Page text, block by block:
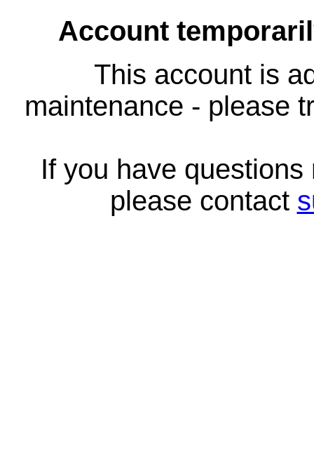
Account
This account is
maintenance - please
If you have
please contact